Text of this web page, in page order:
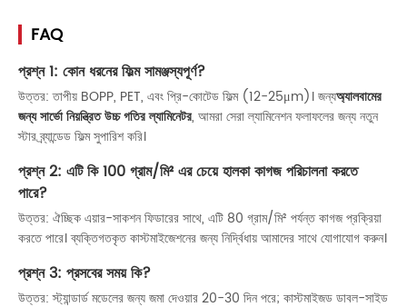
FAQ
প্রশ্ন 1: কোন ধরনের ফিল্ম সামঞ্জস্যপূর্ণ?
উত্তর: তাপীয় BOPP, PET, এবং প্রি-কোটেড ফিল্ম (12-25μm)। জন্যঅ্যালবামের
জন্য সার্ভো নিয়ন্ত্রিত উচ্চ গতির ল্যামিনেটর, আমরা সেরা ল্যামিনেশন ফলাফলের জন্য নতুন
স্টার ব্র্যান্ডেড ফিল্ম সুপারিশ করি।
প্রশ্ন 2: এটি কি 100 গ্রাম/মি² এর চেয়ে হালকা কাগজ পরিচালনা করতে
পারে?
উত্তর: ঐচ্ছিক এয়ার-সাকশন ফিডারের সাথে, এটি 80 গ্রাম/মি² পর্যন্ত কাগজ প্রক্রিয়া
করতে পারে। ব্যক্তিগতকৃত কাস্টমাইজেশনের জন্য নির্দ্বিধায় আমাদের সাথে যোগাযোগ করুন।
প্রশ্ন 3: প্রসবের সময় কি?
উত্তর: স্ট্যান্ডার্ড মডেলের জন্য জমা দেওয়ার 20-30 দিন পরে; কাস্টমাইজড ডাবল-সাইড